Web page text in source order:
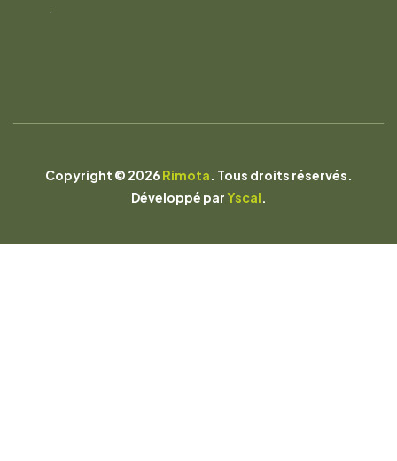
Copyright © 2026 Rimota. Tous droits réservés.
Développé parYscal.